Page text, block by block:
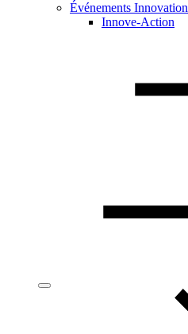
Événements Innovation
Innove-Action